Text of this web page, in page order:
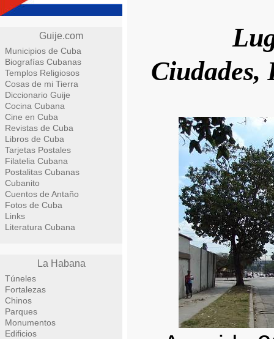
Guije.com
Municipios de Cuba
Biografías Cubanas
Templos Religiosos
Cosas de mi Tierra
Diccionario Guije
Cocina Cubana
Cine en Cuba
Revistas de Cuba
Libros de Cuba
Tarjetas Postales
Filatelia Cubana
Postalitas Cubanas
Cubanito
Cuentos de Antaño
Fotos de Cuba
Links
Literatura Cubana
La Habana
Túneles
Fortalezas
Chinos
Parques
Monumentos
Edificios
Ciudades,